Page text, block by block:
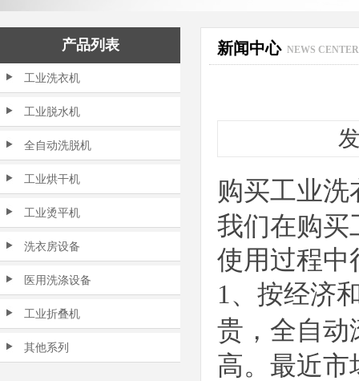
产品列表
工业洗衣机
工业脱水机
全自动洗脱机
工业烘干机
工业烫平机
洗衣房设备
医用洗涤设备
工业折叠机
其他系列
新闻中心 NEWS CENTER
购买工业洗
我们在购买
使用过程中
1 、 按经济
贵， 全自动
高。最近市